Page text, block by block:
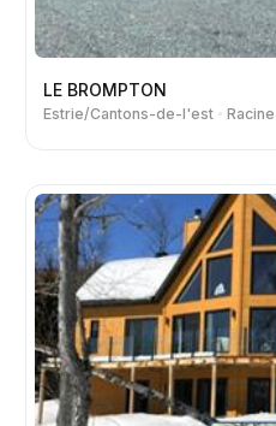
LE BROMPTON
Estrie/Cantons-de-l'est Racine